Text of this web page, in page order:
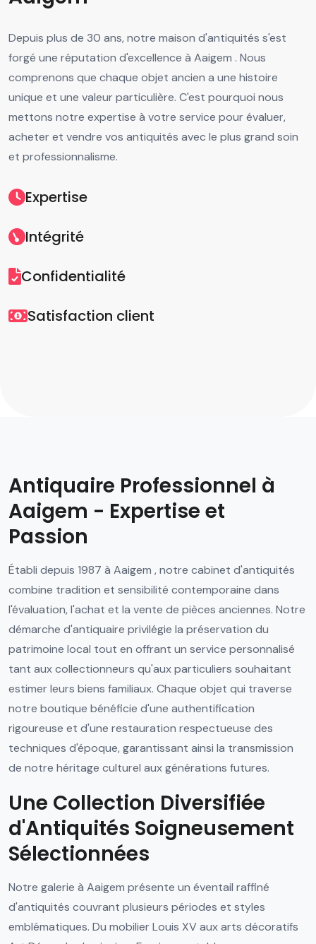
Depuis plus de 30 ans, notre maison d'antiquités s'est
forgé une réputation d'excellence à Aaigem . Nous
comprenons que chaque objet ancien a une histoire
unique et une valeur particulière. C'est pourquoi nous
mettons notre expertise à votre service pour évaluer,
acheter et vendre vos antiquités avec le plus grand soin
et professionnalisme.
Expertise
Intégrité
Confidentialité
Satisfaction client
Antiquaire Professionnel à
Aaigem - Expertise et
Passion
Établi depuis 1987 à Aaigem , notre cabinet d'antiquités
combine tradition et sensibilité contemporaine dans
l'évaluation, l'achat et la vente de pièces anciennes. Notre
démarche d'antiquaire privilégie la préservation du
patrimoine local tout en offrant un service personnalisé
tant aux collectionneurs qu'aux particuliers souhaitant
estimer leurs biens familiaux. Chaque objet qui traverse
notre boutique bénéficie d'une authentification
rigoureuse et d'une restauration respectueuse des
techniques d'époque, garantissant ainsi la transmission
de notre héritage culturel aux générations futures.
Une Collection Diversifiée
d'Antiquités Soigneusement
Sélectionnées
Notre galerie à Aaigem présente un éventail raffiné
d'antiquités couvrant plusieurs périodes et styles
emblématiques. Du mobilier Louis XV aux arts décoratifs